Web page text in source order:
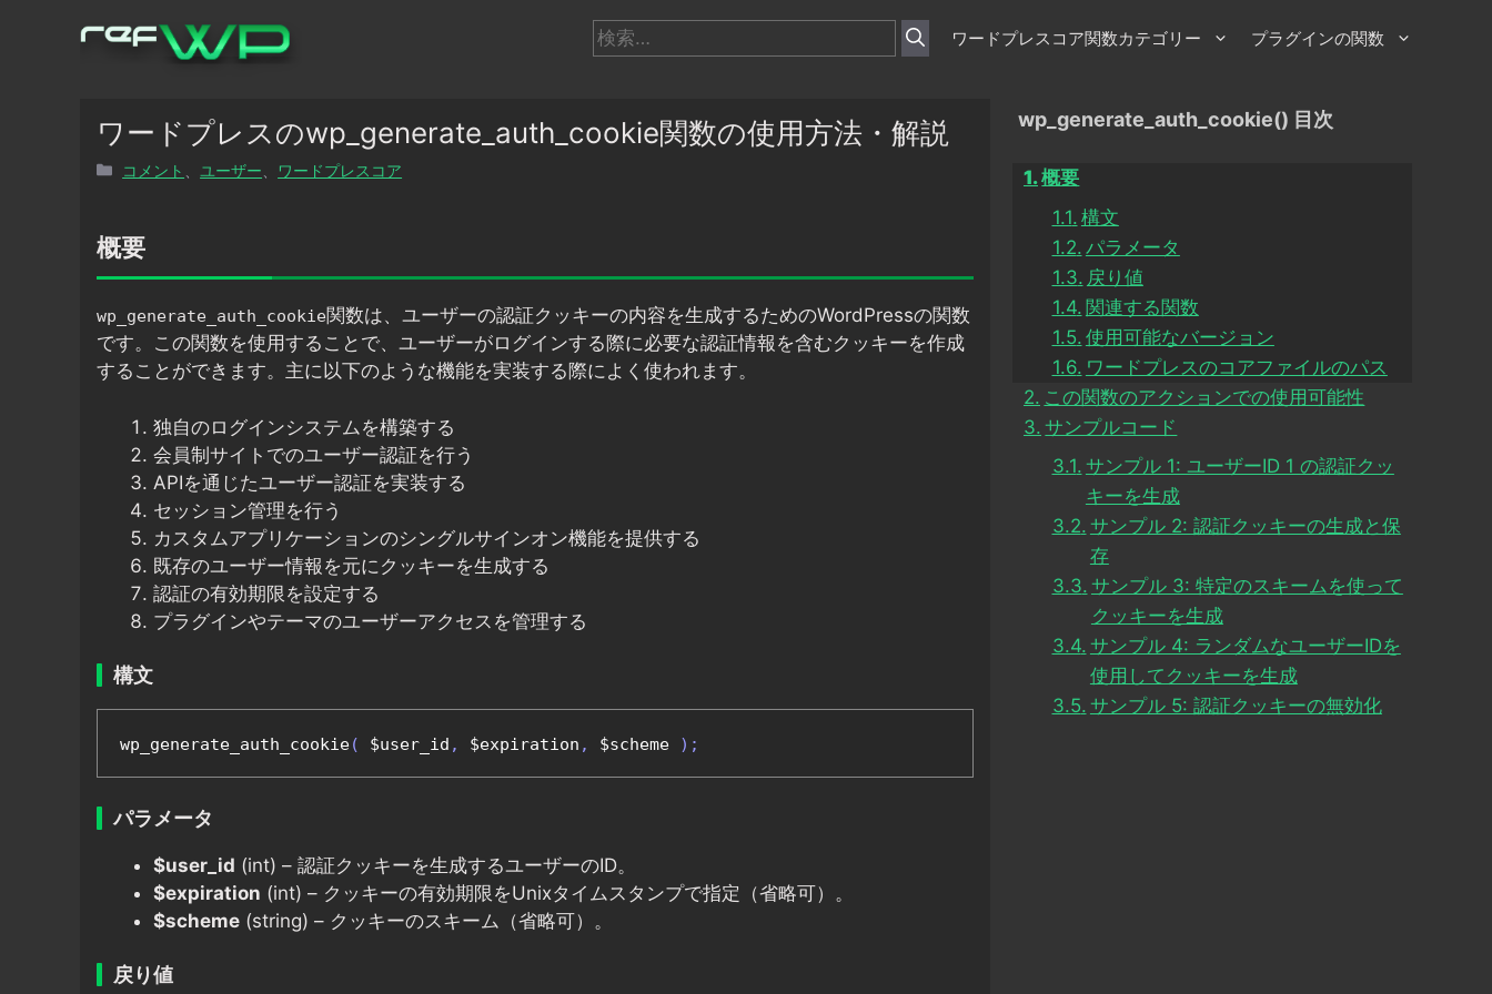
検
索:
ワードプレスコア関数カテゴリー プラグインの関数
ワードプレスのwp_generate_auth_cookie関数の使用方法・解説
カ
リ
ー
コメント ユーザー ワードプレスコア
概要
wp_generate_auth_cookie関数は、ユーザーの認証クッキーの内容を生成するためのWordPressの関数
です。この関数を使用することで、ユーザーがログインする際に必要な認証情報を含むクッキーを作成
することができます。主に以下のような機能を実装する際によく使われます。
独自のログインシステムを構築する
会員制サイトでのユーザー認証を行う
APIを通じたユーザー認証を実装する
セッション管理を行う
カスタムアプリケーションのシングルサインオン機能を提供する
既存のユーザー情報を元にクッキーを生成する
認証の有効期限を設定する
プラグインやテーマのユーザーアクセスを管理する
構文
wp_generate_auth_cookie( $user_id , $expiration , $scheme );
パラメータ
$user_id (int) – 認証クッキーを生成するユーザーのID。
$expiration (int) – クッキーの有効期限をUnixタイムスタンプで指定（省略可）。
$scheme (string) – クッキーのスキーム（省略可）。
戻り値
wp_generate_auth_cookie() 目次
概要
構文
パラメータ
戻り値
関連する関数
使用可能なバージョン
ワードプレスのコアファイルのパス
この関数のアクションでの使用可能性
サンプルコード
サンプル 1: ユーザーID 1 の認証クッ
キーを生成
サンプル 2: 認証クッキーの生成と保
存
サンプル 3: 特定のスキームを使って
クッキーを生成
サンプル 4: ランダムなユーザーIDを
使用してクッキーを生成
サンプル 5: 認証クッキーの無効化